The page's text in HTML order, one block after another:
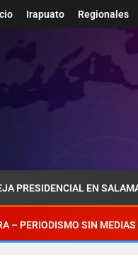
Irapuato Regionales
EN SALAMANCA
– PERIODISMO SIN